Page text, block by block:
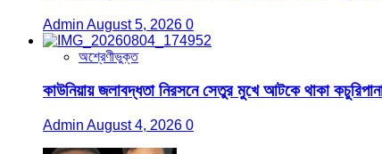
Admin August 5, 2026 0
অশ্রেণীভুক্ত
কাউনিয়ায় জলাবদ্ধতা নিরসনে সেতুর মুখে আটকে থাকা
Admin August 4, 2026 0